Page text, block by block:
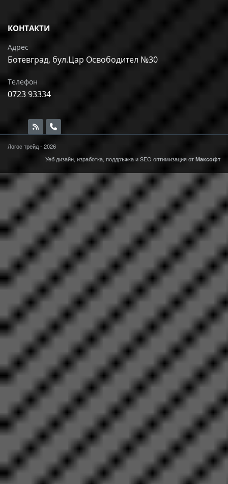
КОНТАКТИ
Адрес
Ботевград, бул.Цар Освободител №30
Телефон
0723 93334
Логос трейд - 2026
Уеб дизайн, изработка, поддръжка иSEO оптимизация от Максофт